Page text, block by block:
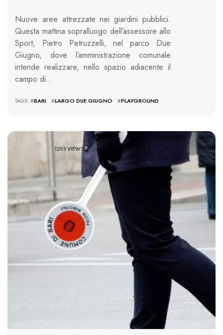
Nuove aree attrezzate nei giardini pubblici.
Questa mattina sopralluogo dell’assessore allo
Sport, Pietro Petruzzelli, nel parco Due
Giugno, dove l’amministrazione comunale
intende realizzare, nello spazio adiacente il
campo di…
TAGS: #BARI #LARGO DUE GIUGNO #PLAYGROUND
1293 VIEWS